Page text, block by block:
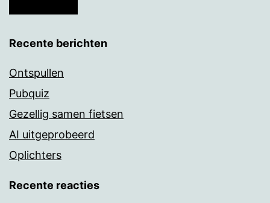
Recente berichten
Ontspullen
Pubquiz
Gezellig samen fietsen
AI uitgeprobeerd
Oplichters
Recente reacties